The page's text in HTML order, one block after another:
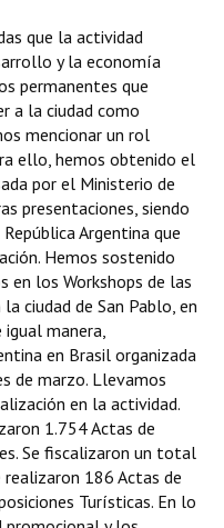
que la actividad
y la economía
permanentes que
a la ciudad como
mencionar un rol
ello, hemos obtenido el
por el Ministerio de
presentaciones, siendo
Argentina que
Hemos sostenido
en los Workshops de las
ciudad de San Pablo, en
igual manera,
en Brasil organizada
de marzo. Llevamos
en la actividad.
1.754 Actas de
Se fiscalizaron un total
186 Actas de
Turísticas. En lo